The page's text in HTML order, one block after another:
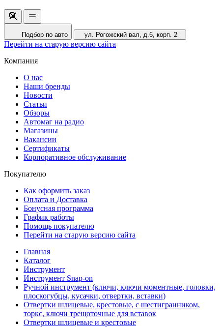
Подбор по авто ул. Рогожский вал, д.6, корп. 2
Перейти на старую версию сайта
Компания
О нас
Наши бренды
Новости
Статьи
Обзоры
Автомаг на радио
Магазины
Вакансии
Сертификаты
Корпоративное обслуживание
Покупателю
Как оформить заказ
Оплата и Доставка
Бонусная программа
График работы
Помощь покупателю
Перейти на старую версию сайта
Главная
Каталог
Инструмент
Инструмент Snap-on
Ручной инструмент (ключи, ключи моментные, головки,
плоскогубцы, кусачки, отвертки, вставки)
Отвертки шлицевые, крестовые, с шестигранником,
торкс, ключи трещоточные для вставок
Отвертки шлицевые и крестовые